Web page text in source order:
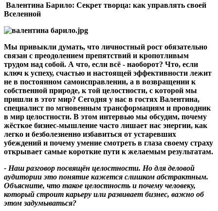
Валентина Барило: Секрет творца: как управлять своей
Вселенной
Мы привыкли думать, что личностный рост обязательно
связан с преодолением препятствий и кропотливым
трудом над собой. А что, если всё - наоборот? Что, если
ключ к успеху, счастью и настоящей эффективности лежит
не в постоянном самоисправлении, а в возвращении к
собственной природе, к той целостности, с которой мы
пришли в этот мир? Сегодня у нас в гостях Валентина,
специалист по мгновенным трансформациям и проводник
в мир целостности. В этом интервью мы обсудим, почему
жёсткое бизнес-мышление часто лишает нас энергии, как
легко и безболезненно избавиться от устаревших
убеждений и почему умение смотреть в глаза своему страху
открывает самые короткие пути к желаемым результатам.
- Наш разговор посвящён целостности. Но для деловой
аудитории это понятие кажется слишком абстрактным.
Объясните, что такое целостность и почему человеку,
который строит карьеру или развивает бизнес, важно об
этом задумываться?